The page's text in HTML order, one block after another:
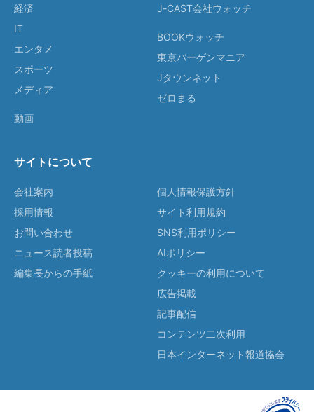
経済
IT
エンタメ
スポーツ
メディア
動画
J-CAST会社ウォッチ
BOOKウォッチ
東京バーゲンマニア
Jタウンネット
ゼロまる
サイトについて
会社案内
採用情報
お問い合わせ
ニュース読者投稿
編集長からの手紙
個人情報保護方針
サイト利用規約
SNS利用ポリシー
AIポリシー
クッキーの利用について
広告掲載
記事配信
コンテンツ二次利用
日本インターネット報道協会